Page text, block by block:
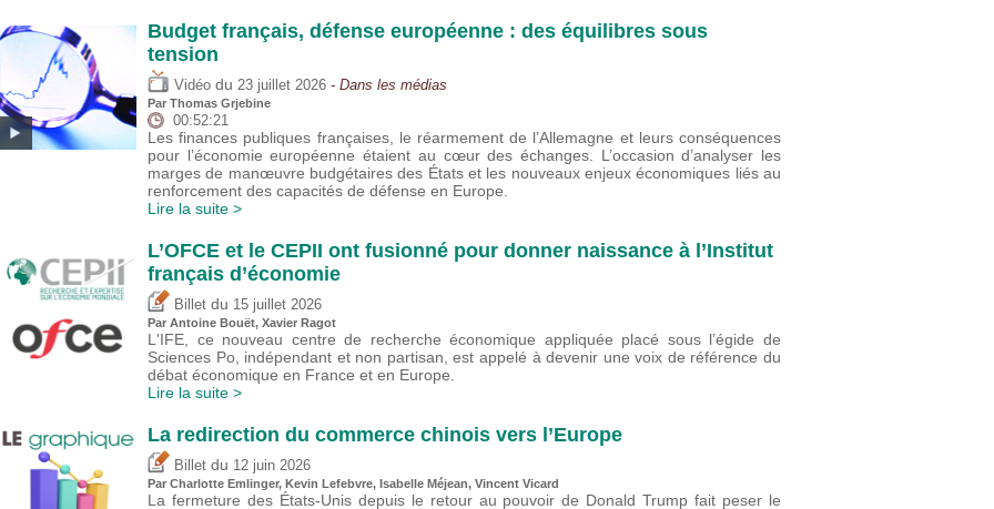
Budget français, défense européenne : des équilibres sous
tension
Vidéo du 23 juillet 2026 - Dans les médias
Par Thomas Grjebine
00:52:21
Les finances publiques françaises, le réarmement de l’Allemagne et leurs conséquences
pour l’économie européenne étaient au cœur des échanges. L’occasion d’analyser les
marges de manœuvre budgétaires des États et les nouveaux enjeux économiques liés au
renforcement des capacités de défense en Europe.
Lire la suite >
L’OFCE et le CEPII ont fusionné pour donner naissance à l’Institut
français d’économie
Billet du 15 juillet 2026
Par Antoine Bouët, Xavier Ragot
L'IFE, ce nouveau centre de recherche économique appliquée placé sous l’égide de
Sciences Po, indépendant et non partisan, est appelé à devenir une voix de référence du
débat économique en France et en Europe.
Lire la suite >
La redirection du commerce chinois vers l’Europe
Billet du 12 juin 2026
Par Charlotte Emlinger, Kevin Lefebvre, Isabelle Méjean, Vincent Vicard
La fermeture des États-Unis depuis le retour au pouvoir de Donald Trump fait peser le